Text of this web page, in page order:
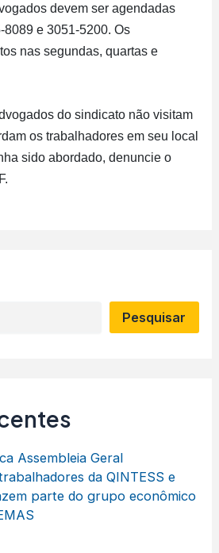
devem ser agendadas
e 3051-5200. Os
nas segundas, quartas e
do sindicato não visitam
os trabalhadores em seu local
sido abordado, denuncie o
Pesquisar
Assembleia Geral
da QINTESS e
parte do grupo econômico